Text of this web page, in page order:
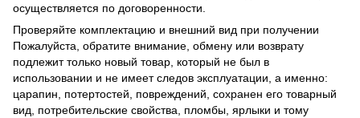
осуществляется по договоренности.
Проверяйте комплектацию и внешний вид при получении
Пожалуйста, обратите внимание, обмену или возврату
подлежит только новый товар, который не был в
использовании и не имеет следов эксплуатации, а именно:
царапин, потертостей, повреждений, сохранен его товарный
вид, потребительские свойства, пломбы, ярлыки и тому